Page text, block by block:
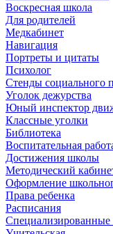
Воскресная школа
Для родителей
Медкабинет
Навигация
Портреты и цитаты
Психолог
Стенды социального
Уголок дежурства
Юный инспектор
Классные уголки
Библиотека
Воспитательная
Достижения школы
Методический
Оформление
Права ребенка
Расписания
Специализированные